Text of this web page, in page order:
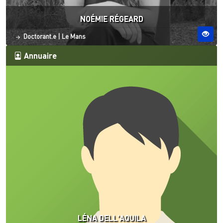
NOÉMIE RÉGEARD
Statut
Doctorant.e Site ESO
Le Mans
Annuaire
LÉNA DELL'AQUILA